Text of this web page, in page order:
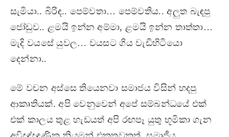
සැමියා.. බිරිඳ.. පෙම්වතා… පෙම්වතිය.. අලුත බැඳපු
ජෝඩුව.. ළමයි ඉන්න අම්මා, ළමයි ඉන්න තාත්තා…
මැදි වයසේ යුවල… වයසට ගිය වැඩිහිටියො
දෙන්නා..
මේ වචන අස්සෙ තියෙනවා සමාජය විසින් හදපු
ආකෘතියක්. අපි වෙනුවෙන් අපේ සම්බන්ධයේ එක්
එක් කාලය තුළ හැඩයත් අපි රඟපෑ යුතු භූමිකා ගැන